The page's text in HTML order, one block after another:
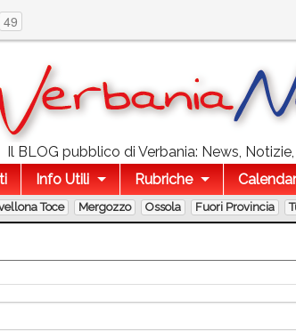
49
Il BLOG pubblico di Verbania: News,
Info Utili Rubriche
Toce Mergozzo Ossola Fuori Provincia